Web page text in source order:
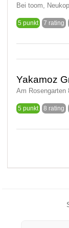
Bei toom,
5 punkt 7 rating
Yakamoz
Am Rosengarten
5 punkt 8 rating